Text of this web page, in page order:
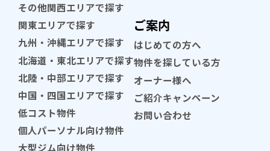
その他関西エリアで探す
関東エリアで探す
九州・沖縄エリアで探す
北海道・東北エリアで探す
北陸・中部エリアで探す
中国・四国エリアで探す
低コスト物件
個人パーソナル向け物件
大型ジム向け物件
ご案内
はじめての方へ
物件を探している方
オーナー様へ
ご紹介キャンペーン
お問い合わせ